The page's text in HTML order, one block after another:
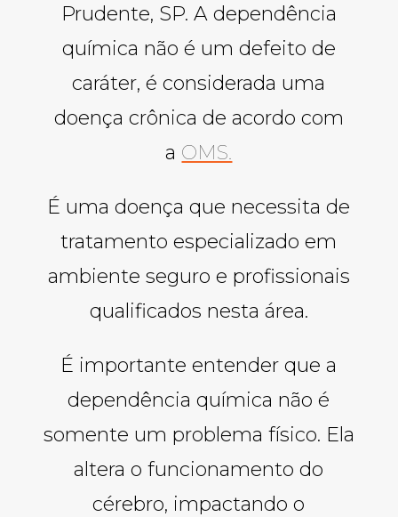
Prudente, SP. A dependência
química não é um defeito de
caráter, é considerada uma
doença crônica de acordo com
a OMS.
É uma doença que necessita de
tratamento especializado em
ambiente seguro e profissionais
qualificados nesta área.
É importante entender que a
dependência química não é
somente um problema físico. Ela
altera o funcionamento do
cérebro, impactando o